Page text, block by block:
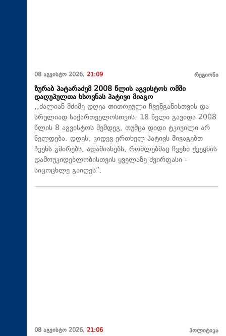
08 აგვისტო 2026, 21:09 რეგიონი
ზურაბ პატარაძემ 2008 წლის აგვისტოს ომში
დაღუპულთა ხსოვნას პატივი მიაგო
,,ძალიან მძიმე დღეა თითოეული ჩვენგანისთვის და
სრულიად საქართველოსთვის. 18 წელი გავიდა 2008
წლის 8 აგვისტოს შემდეგ, თუმცა დიდი ტკივილი არ
ნელდება. დღეს, კიდევ ერთხელ პატივს მივაგებთ
ჩვენს გმირებს, ადამიანებს, რომლებმაც ჩვენი ქვეყნის
დამოუკიდებლობისთვის ყველაზე ძვირფასი -
სიცოცხლე გაიღეს“.
08 აგვისტო 2026, 21:06 პოლიტიკა